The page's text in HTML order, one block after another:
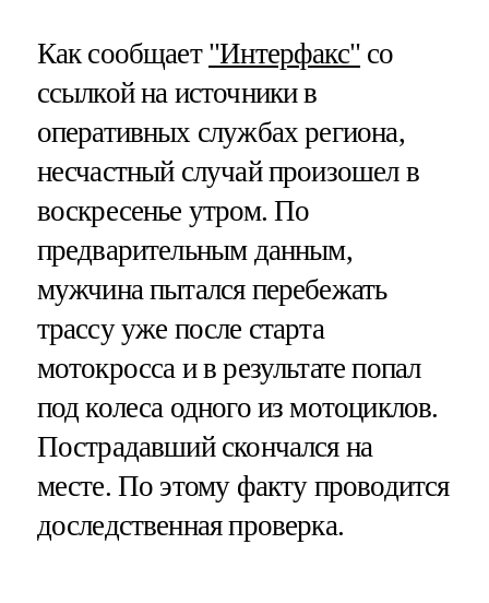
Как сообщает "Интерфакс" со
ссылкой на источники в
оперативных службах региона,
несчастный случай произошел в
воскресенье утром. По
предварительным данным,
мужчина пытался перебежать
трассу уже после старта
мотокросса и в результате попал
под колеса одного из мотоциклов.
Пострадавший скончался на
месте. По этому факту проводится
доследственная проверка.